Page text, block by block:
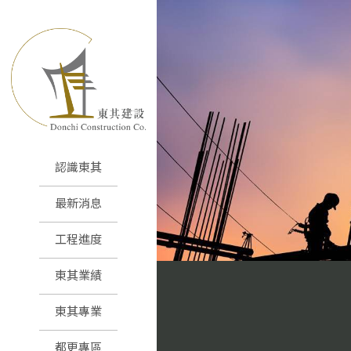
認識東其
最新消息
工程進度
東其業績
東其專業
都更專區